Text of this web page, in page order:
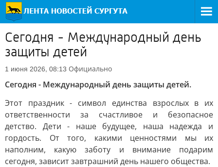
Сегодня - Международный день
защиты детей
1 июня 2026, 08:13 Официально
Сегодня - Международный день защиты детей.
Этот праздник - символ единства взрослых в их
ответственности за счастливое и безопасное
детство. Дети - наше будущее, наша надежда и
гордость. От того, какими ценностями мы их
наполним, какую заботу и внимание подарим
сегодня, зависит завтрашний день нашего общества.